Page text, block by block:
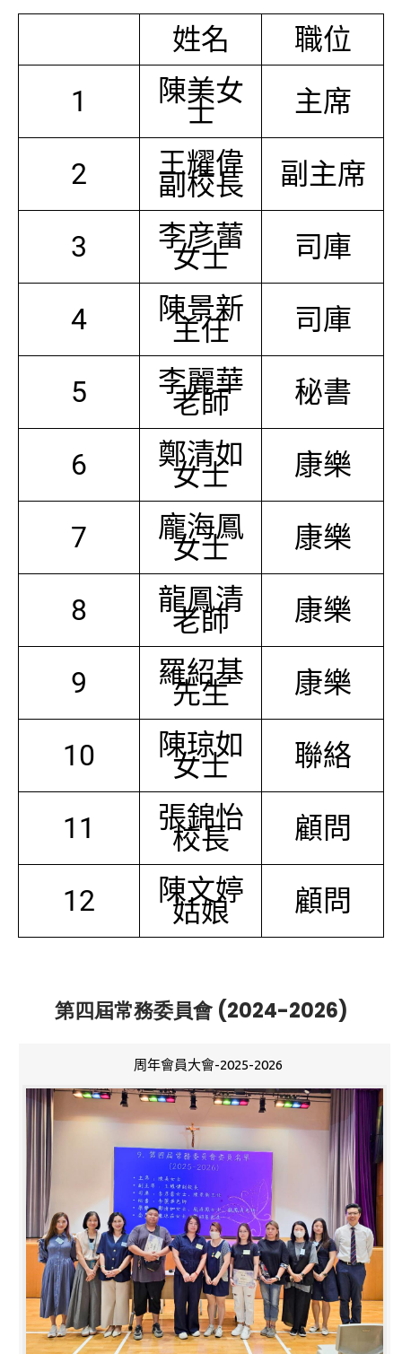
姓名
職位
1
陳美女
士 主席
2 王耀偉
副校長 副主席
3 李彦蕾
女士 司庫
4 陳景新
主任 司庫
5 李麗華
老師 秘書
6 鄭清如
女士 康樂
7 龐海鳳
女士 康樂
8 龍鳳清
老師 康樂
9 羅紹基
先生 康樂
10 陳琼如
女士 聯絡
11 張錦怡
校長 顧問
12 陳文婷
姑娘 顧問
第四屆常務委員會 (2024-2026)
周年會員大會-2025-2026